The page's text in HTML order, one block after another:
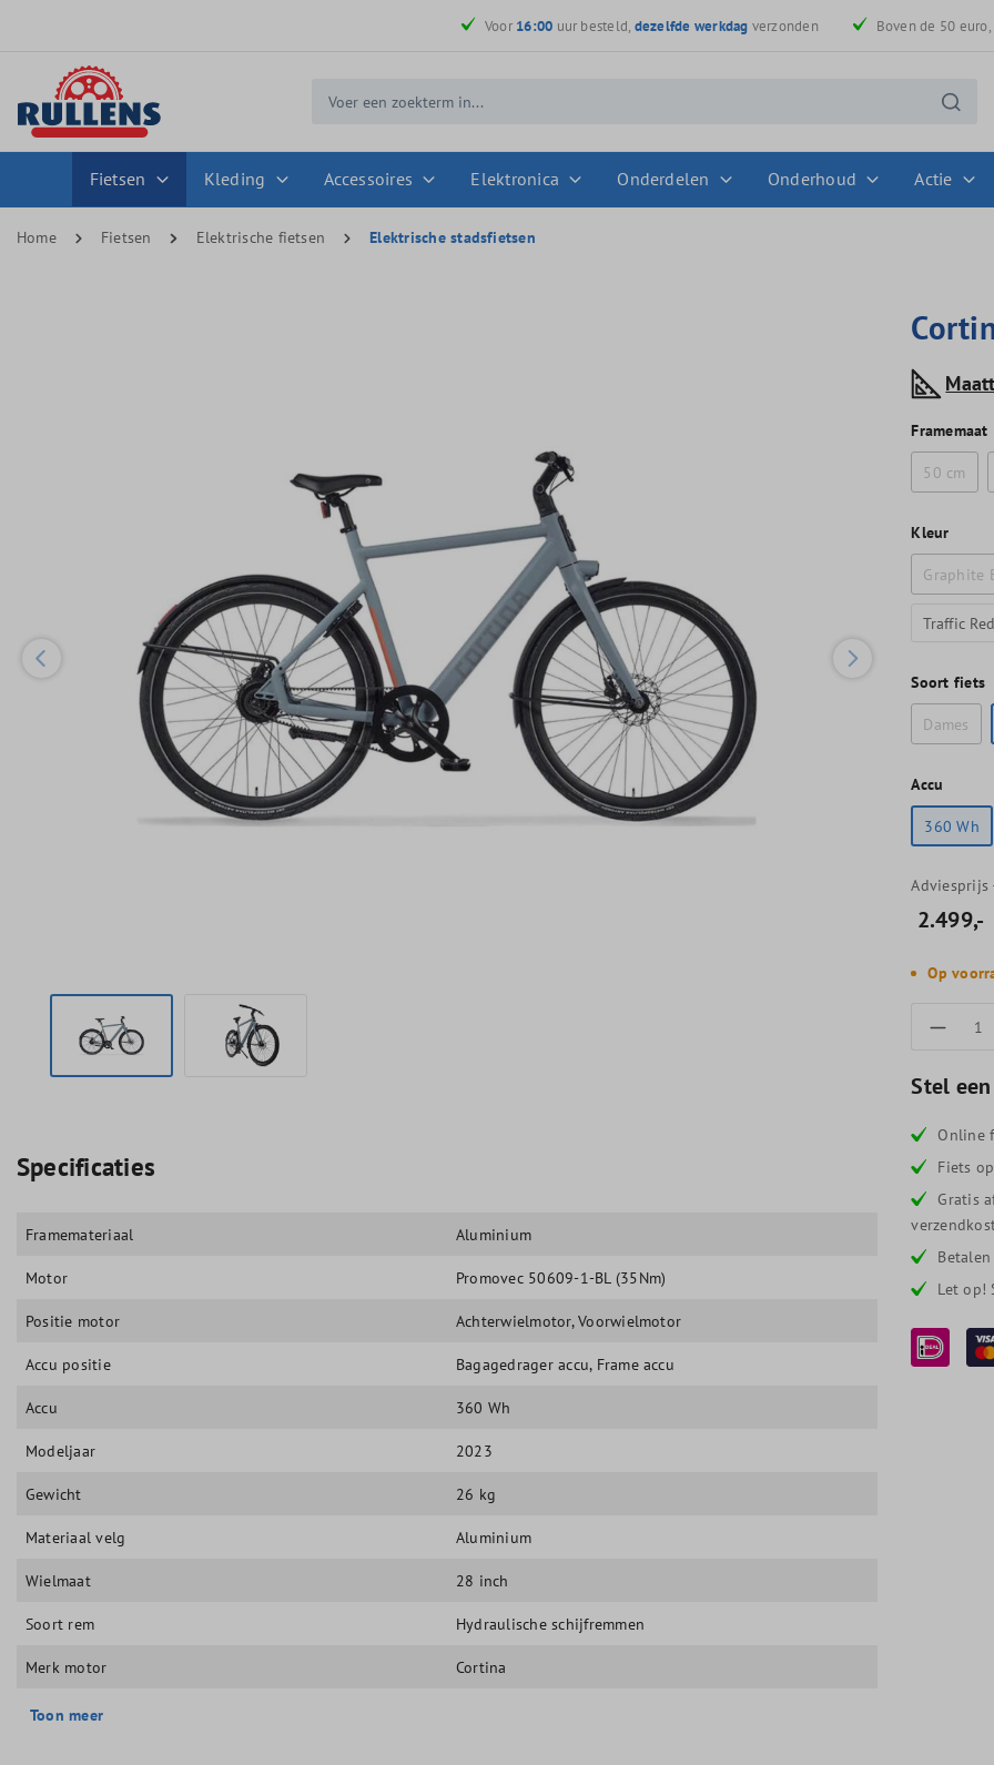
Voor 16:00 uur besteld, dezelfde werkdag verzonden Boven de 50 euro,
Fietsen Kleding Accessoires Elektronica Onderdelen Onderhoud Actie
Home Fietsen Elektrische fietsen Elektrische stadsfietsen
Framemaat
50 cm
Kleur
Graphite
Traffic
Soort fiets
Dames
Accu
360 Wh
Adviesprijs
2.499,-
Op
Stel
Online
Fiets
Gratis
Let op!
Specificaties
Framemateriaal Aluminium
Motor Promovec 50609-1-BL (35Nm)
Positie motor Achterwielmotor, Voorwielmotor
Accu positie Bagagedrager accu, Frame accu
Accu 360 Wh
Modeljaar 2023
Gewicht 26 kg
Materiaal velg Aluminium
Wielmaat 28 inch
Soort rem Hydraulische schijfremmen
Merk motor Cortina
Toon meer